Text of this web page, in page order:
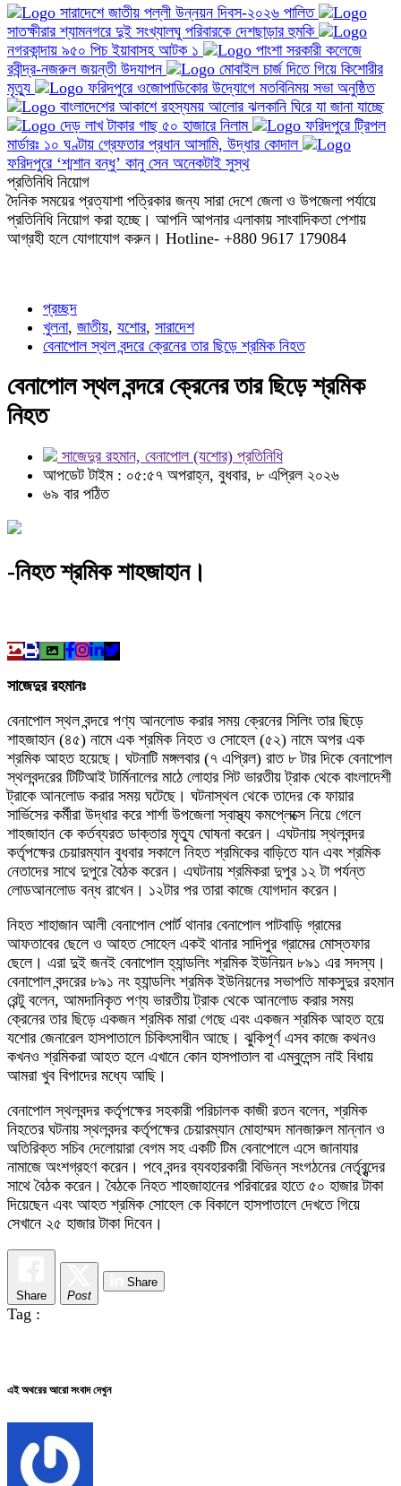
সারাদেশে জাতীয় পল্লী উন্নয়ন দিবস-২০২৬ পালিত
সাতক্ষীরার শ্যামনগরে দুই সংখ্যালঘু পরিবারকে দেশছাড়ার হুমকি
নগরকান্দায় ৯৫০ পিচ ইয়াবাসহ আটক ১
পাংশা সরকারী কলেজে
রবীন্দ্র-নজরুল জয়ন্তী উদযাপন
মোবাইল চার্জ দিতে গিয়ে কিশোরীর
মৃত্যু
ফরিদপুরে ওজোপাডিকোর উদ্যোগে মতবিনিময় সভা অনুষ্ঠিত
বাংলাদেশের আকাশে রহস্যময় আলোর ঝলকানি ঘিরে যা জানা যাচ্ছে
দেড় লাখ টাকার গাছ ৫০ হাজারে নিলাম
ফরিদপুরে ট্রিপল
মার্ডারঃ ১০ ঘণ্টায় গ্রেফতার প্রধান আসামি, উদ্ধার কোদাল
ফরিদপুরে ‘শ্মশান বন্ধু’ কানু সেন অনেকটাই সুস্থ
প্রতিনিধি নিয়োগ
দৈনিক সময়ের প্রত্যাশা পত্রিকার জন্য সারা দেশে জেলা ও উপজেলা পর্যায়ে
প্রতিনিধি নিয়োগ করা হচ্ছে। আপনি আপনার এলাকায় সাংবাদিকতা পেশায়
আগ্রহী হলে যোগাযোগ করুন। Hotline- +880 9617 179084
প্রচ্ছদ
খুলনা, জাতীয়, যশোর, সারাদেশ
বেনাপোল স্থল বন্দরে ক্রেনের তার ছিড়ে শ্রমিক নিহত
বেনাপোল স্থল বন্দরে ক্রেনের তার ছিড়ে শ্রমিক
নিহত
সাজেদুর রহমান, বেনাপোল (যশোর) প্রতিনিধি
আপডেট টাইম : ০৫:৫৭ অপরাহ্ন, বুধবার, ৮ এপ্রিল ২০২৬
৬৯ বার পঠিত
-নিহত শ্রমিক শাহজাহান।
সাজেদুর রহমানঃ
বেনাপোল স্থল বন্দরে পণ্য আনলোড করার সময় ক্রেনের সিলিং তার ছিড়ে
শাহজাহান (৪৫) নামে এক শ্রমিক নিহত ও সোহেল (৫২) নামে অপর এক
শ্রমিক আহত হয়েছে। ঘটনাটি মঙ্গলবার (৭ এপ্রিল) রাত ৮ টার দিকে বেনাপোল
স্থলবন্দরের টিটিআই টার্মিনালের মাঠে লোহার সিট ভারতীয় ট্রাক থেকে বাংলাদেশী
ট্রাকে আনলোড করার সময় ঘটেছে। ঘটনাস্থল থেকে তাদের কে ফায়ার
সার্ভিসের কর্মীরা উদ্ধার করে শার্শা উপজেলা স্বাস্থ্য কমপ্লেক্সে নিয়ে গেলে
শাহজাহান কে কর্তব্যরত ডাক্তার মৃত্যু ঘোষনা করেন। এঘটনায় স্থলবন্দর
কর্তৃপক্ষের চেয়ারম্যান বুধবার সকালে নিহত শ্রমিকের বাড়িতে যান এবং শ্রমিক
নেতাদের সাথে দুপুরে বৈঠক করেন। এঘটনায় শ্রমিকরা দুপুর ১২ টা পর্যন্ত
লোডআনলোড বন্ধ রাখেন। ১২টার পর তারা কাজে যোগদান করেন।
নিহত শাহাজান আলী বেনাপোল পোর্ট থানার বেনাপোল পাটবাড়ি গ্রামের
আফতাবের ছেলে ও আহত সোহেল একই থানার সাদিপুর গ্রামের মোস্তফার
ছেলে। এরা দুই জনই বেনাপোল হ্যান্ডলিং শ্রমিক ইউনিয়ন ৮৯১ এর সদস্য।
বেনাপোল বন্দরের ৮৯১ নং হ্যান্ডলিং শ্রমিক ইউনিয়নের সভাপতি মাকসুদুর রহমান
রেন্টু বলেন, আমদানিকৃত পণ্য ভারতীয় ট্রাক থেকে আনলোড করার সময়
ক্রেনের তার ছিড়ে একজন শ্রমিক মারা গেছে এবং একজন শ্রমিক আহত হয়ে
যশোর জেনারেল হাসপাতালে চিকিৎসাধীন আছে। ঝুকিপূর্ণ এসব কাজে কথনও
কখনও শ্রমিকরা আহত হলে এখানে কোন হাসপাতাল বা এম্বুলেন্স নাই বিধায়
আমরা খুব বিপাদের মধ্যে আছি।
বেনাপোল স্থলবন্দর কর্তৃপক্ষের সহকারী পরিচালক কাজী রতন বলেন, শ্রমিক
নিহতের ঘটনায় স্থলবন্দর কর্তৃপক্ষের চেয়ারম্যান মোহাম্মদ মানজারুল মান্নান ও
অতিরিক্ত সচিব দেলোয়ারা বেগম সহ একটি টিম বেনাপোলে এসে জানাযার
নামাজে অংশগ্রহণ করেন। পবে বন্দর ব্যবহারকারী বিভিন্ন সংগঠনের নের্তৃবৃন্দের
সাথে বৈঠক করেন। বৈঠকে নিহত শাহজাহানের পরিবারের হাতে ৫০ হাজার টাকা
দিয়েছেন এবং আহত শ্রমিক সোহেল কে বিকালে হাসপাতালে দেখতে গিয়ে
সেখানে ২৫ হাজার টাকা দিবেন।
Share Post
Share
Tag :
এই অথরের আরো সংবাদ দেখুন